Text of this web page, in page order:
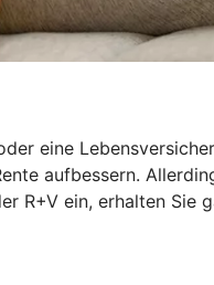
eine
aufbessern.
R+V ein, erhalten Sie